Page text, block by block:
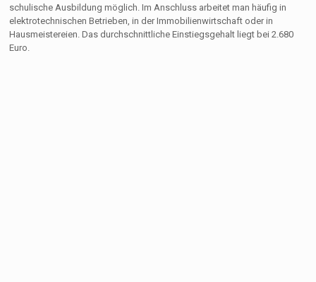
schulische Ausbildung möglich. Im Anschluss arbeitet man häufig in
elektrotechnischen Betrieben, in der Immobilienwirtschaft oder in
Hausmeistereien. Das durchschnittliche Einstiegsgehalt liegt bei 2.680
Euro.